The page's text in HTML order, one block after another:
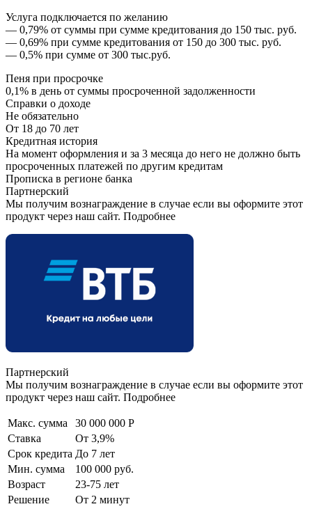
Услуга подключается по желанию
— 0,79% от суммы при сумме кредитования до 150 тыс. руб.
— 0,69% при сумме кредитования от 150 до 300 тыс. руб.
— 0,5% при сумме от 300 тыс.руб.
Пеня при просрочке
0,1% в день от суммы просроченной задолженности
Справки о доходе
Не обязательно
От 18 до 70 лет
Кредитная история
На момент оформления и за 3 месяца до него не должно быть
просроченных платежей по другим кредитам
Прописка в регионе банка
Партнерский
Мы получим вознаграждение в случае если вы оформите этот
продукт через наш сайт. Подробнее
Партнерский
Мы получим вознаграждение в случае если вы оформите этот
продукт через наш сайт. Подробнее
Макс. сумма
30 000 000 Р
Ставка
От 3,9%
Срок кредита До 7 лет
Мин. сумма
100 000 руб.
Возраст
23-75 лет
Решение
От 2 минут